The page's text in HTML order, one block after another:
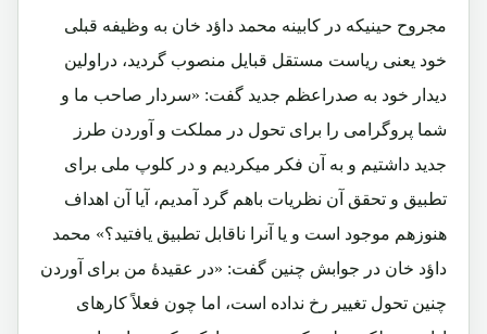
مجروح حینیکه در کابینه محمد داؤد خان به وظیفه قبلی
خود یعنی ریاست مستقل قبایل منصوب گردید، دراولین
دیدار خود به صدراعظم جدید گفت: «سردار صاحب ما و
شما پروگرامی را برای تحول در مملکت و آوردن طرز
جدید داشتیم و به آن فکر میکردیم و در کلوپ ملی برای
تطبیق و تحقق آن نظریات باهم گرد آمدیم، آیا آن اهداف
هنوزهم موجود است و یا آنرا ناقابل تطبیق یافتید؟» محمد
داؤد خان در جوابش چنین گفت: «در عقیدۀ من برای آوردن
چنین تحول تغییر رخ نداده است، اما چون فعلاً کارهای